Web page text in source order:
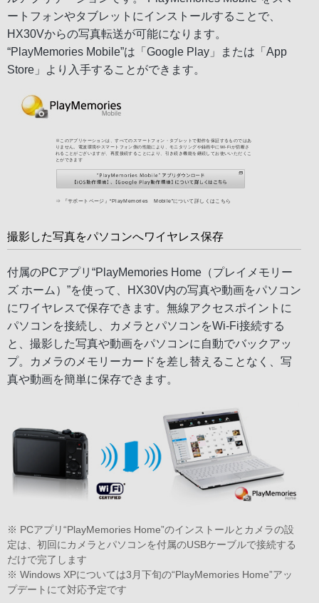
ートフォンやタブレットにインストールすることで、
HX30Vからの写真転送が可能になります。
“PlayMemories Mobile”は「Google Play」または「App
Store」より入手することができます。
撮影した写真をパソコンへワイヤレス保存
付属のPCアプリ“PlayMemories Home（プレイメモリー
ズ ホーム）”を使って、HX30V内の写真や動画をパソコン
にワイヤレスで保存できます。無線アクセスポイントに
パソコンを接続し、カメラとパソコンをWi-Fi接続する
と、撮影した写真や動画をパソコンに自動でバックアッ
プ。カメラのメモリーカードを差し替えることなく、写
真や動画を簡単に保存できます。
※ PCアプリ“PlayMemories Home”のインストールとカメラの設
定は、初回にカメラとパソコンを付属のUSBケーブルで接続する
だけで完了します
※ Windows XPについては3月下旬の“PlayMemories Home”アッ
プデートにて対応予定です